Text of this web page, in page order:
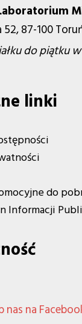
87-100
do piątku
linki
do
Informacji
nas na